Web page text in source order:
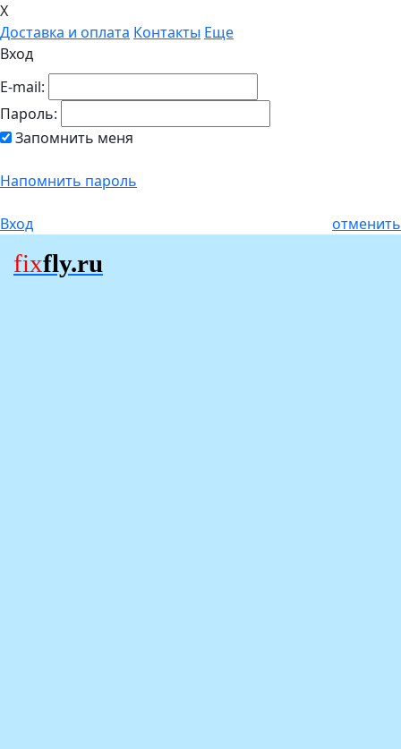
X
Доставка и оплата Контакты Еще
Вход
E-mail:
Пароль:
Запомнить меня
Напомнить пароль
Вход отменить
fixfly.ru